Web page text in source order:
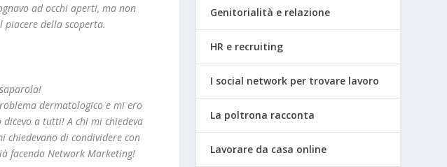
ad occhi aperti, ma non
piacere della scoperta.
dermatologico e mi ero
a tutti! A chi mi chiedeva
di condividere con
facendo Network Marketing!
Genitorialità e relazione
HR e recruiting
I social network per trovare lavoro
La poltrona racconta
Lavorare da casa online